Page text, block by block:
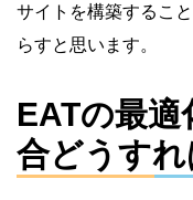
サイトを構築するこ
らすと思います。
EATの最
合どうす